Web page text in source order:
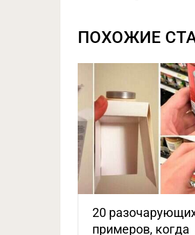
ПОХОЖИЕ
20
примеров, когда